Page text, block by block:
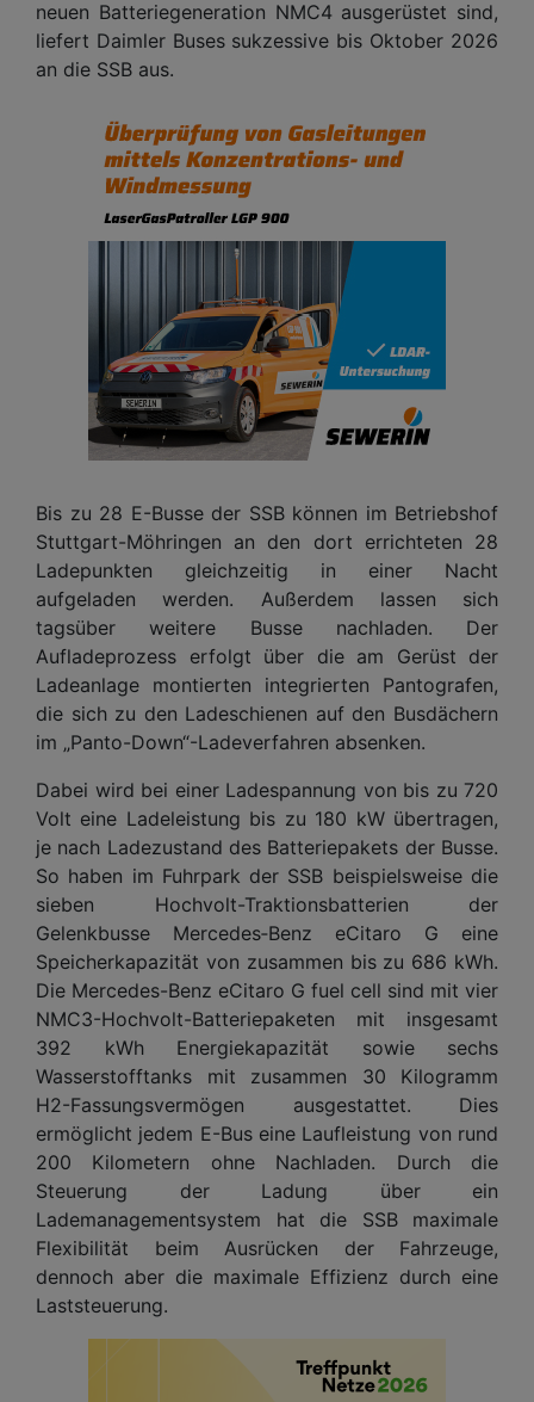
neuen Batteriegeneration NMC4 ausgerüstet sind,
liefert Daimler Buses sukzessive bis Oktober 2026
an die SSB aus.
Bis zu 28 E-Busse der SSB können im Betriebshof
Stuttgart-Möhringen an den dort errichteten 28
Ladepunkten gleichzeitig in einer Nacht
aufgeladen werden. Außerdem lassen sich
tagsüber weitere Busse nachladen. Der
Aufladeprozess erfolgt über die am Gerüst der
Ladeanlage montierten integrierten Pantografen,
die sich zu den Ladeschienen auf den Busdächern
im „Panto-Down“-Ladeverfahren absenken.
Dabei wird bei einer Ladespannung von bis zu 720
Volt eine Ladeleistung bis zu 180 kW übertragen,
je nach Ladezustand des Batteriepakets der Busse.
So haben im Fuhrpark der SSB beispielsweise die
sieben Hochvolt-Traktionsbatterien der
Gelenkbusse Mercedes‑Benz eCitaro G eine
Speicherkapazität von zusammen bis zu 686 kWh.
Die Mercedes-Benz eCitaro G fuel cell sind mit vier
NMC3-Hochvolt-Batteriepaketen mit insgesamt
392 kWh Energiekapazität sowie sechs
Wasserstofftanks mit zusammen 30 Kilogramm
H2-Fassungsvermögen ausgestattet. Dies
ermöglicht jedem E-Bus eine Laufleistung von rund
200 Kilometern ohne Nachladen. Durch die
Steuerung der Ladung über ein
Lademanagementsystem hat die SSB maximale
Flexibilität beim Ausrücken der Fahrzeuge,
dennoch aber die maximale Effizienz durch eine
Laststeuerung.